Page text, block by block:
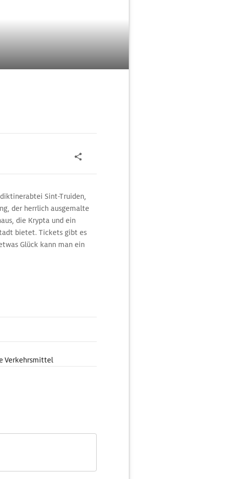
Sint-Truiden,
der herrlich ausgemalte
die Krypta und ein
bietet. Tickets gibt es
Glück kann man ein
Verkehrsmittel